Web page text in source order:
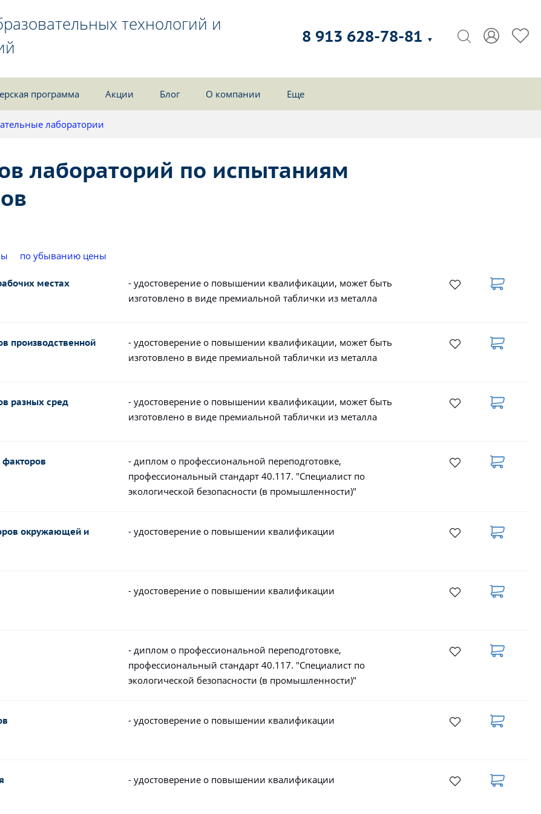
технологий и
8 913 628-78-81 ▼
программа Акции Блог О компании Еще
лаборатории
лабораторий по испытаниям
по убыванию цены
местах
- удостоверение о повышении квалификации, может быть
изготовлено в виде премиальной таблички из металла
производственной
- удостоверение о повышении квалификации, может быть
изготовлено в виде премиальной таблички из металла
разных сред
- удостоверение о повышении квалификации, может быть
изготовлено в виде премиальной таблички из металла
- диплом о профессиональной переподготовке,
профессиональный стандарт 40.117. "Специалист по
экологической безопасности (в промышленности)"
окружающей и
- удостоверение о повышении квалификации
- удостоверение о повышении квалификации
- диплом о профессиональной переподготовке,
профессиональный стандарт 40.117. "Специалист по
экологической безопасности (в промышленности)"
- удостоверение о повышении квалификации
- удостоверение о повышении квалификации